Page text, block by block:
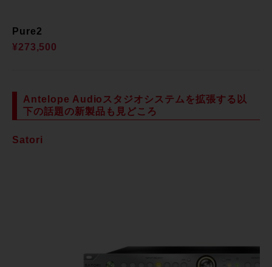
Pure2
¥273,500
Antelope Audioスタジオシステムを拡張する以
下の話題の新製品も見どころ
Satori